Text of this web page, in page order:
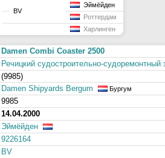
BV
Эймёйден
Роттердам
Харлинген
Damen Combi Coaster 2500
Речицкий судостроительно-судоремонтный
(9985)
Damen Shipyards Bergum
Бургум
9985
14.04.2000
Эймёйден
9226164
BV